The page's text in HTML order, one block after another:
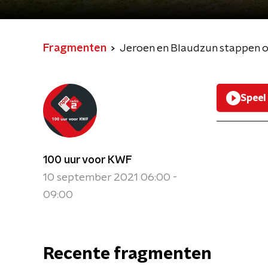
Fragmenten Jeroen en Blaudzun stappen
100 uur voor KWF
10 september 2021 06:00 -
09:00
Recente fragmenten